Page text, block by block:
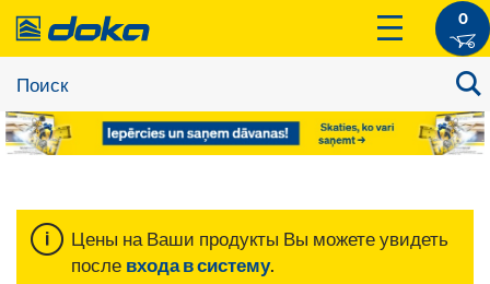
0
Цены на Ваши продукты Вы можете увидеть
после входа в систему.